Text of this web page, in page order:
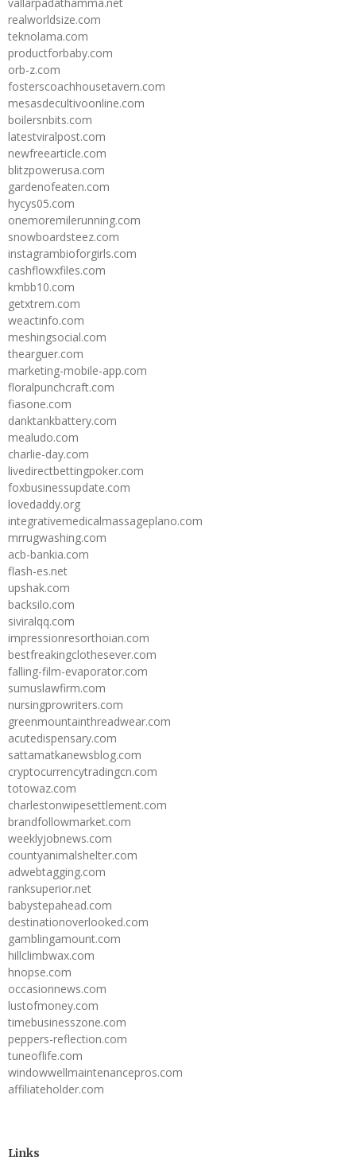
realworldsize.com
teknolama.com
productforbaby.com
orb-z.com
fosterscoachhousetavern.com
mesasdecultivoonline.com
boilersnbits.com
latestviralpost.com
newfreearticle.com
blitzpowerusa.com
gardenofeaten.com
hycys05.com
onemoremilerunning.com
snowboardsteez.com
instagrambioforgirls.com
cashflowxfiles.com
kmbb10.com
getxtrem.com
weactinfo.com
meshingsocial.com
thearguer.com
marketing-mobile-app.com
floralpunchcraft.com
fiasone.com
danktankbattery.com
mealudo.com
charlie-day.com
livedirectbettingpoker.com
foxbusinessupdate.com
lovedaddy.org
integrativemedicalmassageplano.com
mrrugwashing.com
acb-bankia.com
flash-es.net
upshak.com
backsilo.com
siviralqq.com
impressionresorthoian.com
bestfreakingclothesever.com
falling-film-evaporator.com
sumuslawfirm.com
nursingprowriters.com
greenmountainthreadwear.com
acutedispensary.com
sattamatkanewsblog.com
cryptocurrencytradingcn.com
totowaz.com
charlestonwipesettlement.com
brandfollowmarket.com
weeklyjobnews.com
countyanimalshelter.com
adwebtagging.com
ranksuperior.net
babystepahead.com
destinationoverlooked.com
gamblingamount.com
hillclimbwax.com
hnopse.com
occasionnews.com
lustofmoney.com
timebusinesszone.com
peppers-reflection.com
tuneoflife.com
windowwellmaintenancepros.com
affiliateholder.com
Links